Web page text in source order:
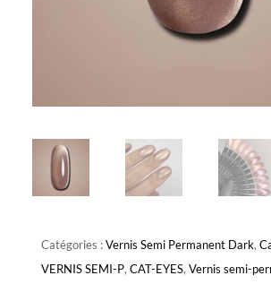
Catégories :Vernis Semi Permanent Dark,
VERNIS SEMI-P, CAT-EYES, Vernis semi-